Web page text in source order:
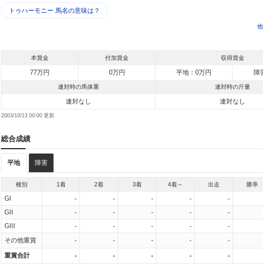
トゥハーモニー 馬名の意味は？
本賞金 付加賞金 収得賞金
77万円 0万円 平地：0万円 障
連対時の馬体重 連対時の斤量
連対なし 連対なし
2003/10/13 00:00
総合成績
平地 障害
種別 1着 2着 3着 4着～ 出走 勝率
GI - - - - -
GII
- - - - -
GIII
- - - - -
その他重賞
- - - - -
重賞合計 - - - - -